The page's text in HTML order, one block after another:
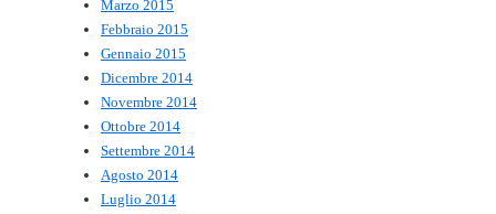
Marzo 2015
Febbraio 2015
Gennaio 2015
Dicembre 2014
Novembre 2014
Ottobre 2014
Settembre 2014
Agosto 2014
Luglio 2014